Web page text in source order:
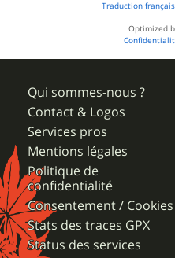
Traduction
Optimized
Qui sommes-nous ?
Contact & Logos
Services pros
Mentions légales
Politique de
confidentialité
Consentement / Cookies
Stats des traces GPX
Status des services